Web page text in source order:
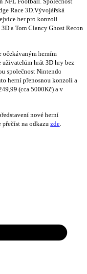
Race 3D.Vývojářská
her pro konzoli
a Tom Clancy Ghost Recon
očekávaným herním
hrát 3D hry bez
společnost Nintendo
herní přenosnou konzoli a
(cca 5000Kč) a v
nové herní
přečíst na odkazu zde.